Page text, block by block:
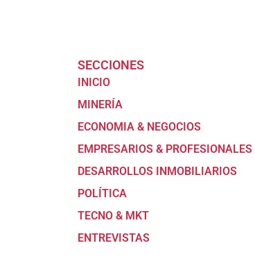
SECCIONES
INICIO
MINERÍA
ECONOMIA & NEGOCIOS
EMPRESARIOS & PROFESIONALES
DESARROLLOS INMOBILIARIOS
POLÍTICA
TECNO & MKT
ENTREVISTAS